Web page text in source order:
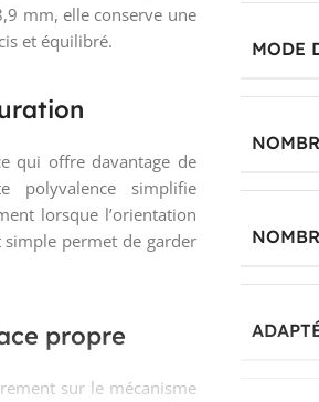
mm, elle conserve une
et équilibré.
qui offre davantage de
polyvalence simplifie
lorsque l’orientation
permet de garder
propre
sur le mécanisme
MODE